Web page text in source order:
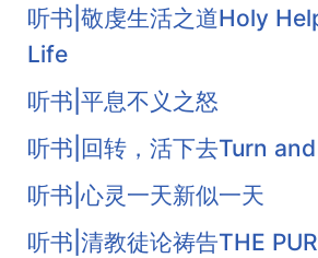
听书|敬虔生活之道Holy
Life
听书|平息不义之怒
听书|回转，活下去Turn
听书|心灵一天新似一天
听书|清教徒论祷告THE